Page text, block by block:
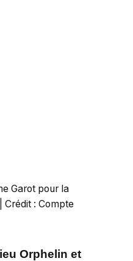
Garot pour la
Crédit : Compte
Orphelin et